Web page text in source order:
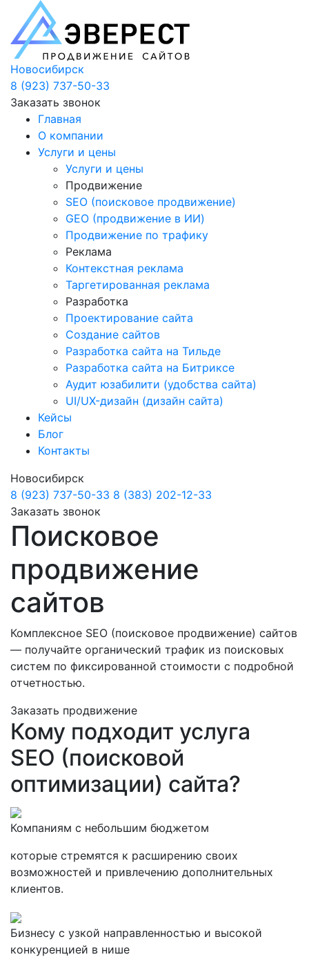
Новосибирск
8 (923) 737-50-33
Заказать звонок
Главная
О компании
Услуги и цены
Услуги и цены
Продвижение
SEO (поисковое продвижение)
GEO (продвижение в ИИ)
Продвижение по трафику
Реклама
Контекстная реклама
Таргетированная реклама
Разработка
Проектирование сайта
Создание сайтов
Разработка сайта на Тильде
Разработка сайта на Битриксе
Аудит юзабилити (удобства сайта)
UI/UX-дизайн (дизайн сайта)
Кейсы
Блог
Контакты
Новосибирск
8 (923) 737-50-33 8 (383) 202-12-33
Заказать звонок
Поисковое
продвижение
сайтов
Комплексное SEO (поисковое продвижение) сайтов
— получайте органический трафик из поисковых
систем по фиксированной стоимости с подробной
отчетностью.
Заказать продвижение
Кому подходит услуга
SEO (поисковой
оптимизации) сайта?
Компаниям с небольшим бюджетом
которые стремятся к расширению своих
возможностей и привлечению дополнительных
клиентов.
Бизнесу с узкой направленностью и высокой
конкуренцией в нише